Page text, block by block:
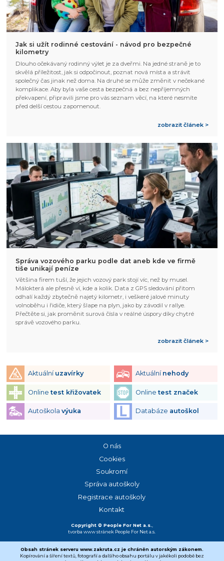
Jak si užít rodinné cestování - návod pro bezpečné
kilometry
Dlouho očekávaný rodinný výlet je za dveřmi. Na jedné straně je to
skvělá příležitost, jak si odpočinout, poznat nová místa a strávit
společný čas jinak než doma. Na druhé se může změnit v nečekané
komplikace. Aby byla vaše cesta bezpečná a bez nepříjemných
překvapení, připravili jsme pro vás seznam věcí, na které nesmíte
před delší cestou zapomenout.
zobrazit článek >
Správa vozového parku podle dat aneb kde ve firmě
tiše unikají peníze
Většina firem tuší, že jejich vozový park stojí víc, než by musel.
Málokterá ale přesně ví, kde a kolik. Data z GPS sledování přitom
odhalí každý zbytečně najetý kilometr, i veškeré jalové minuty
volnoběhu i řidiče, který šlape na plyn, jako by závodil v rallye.
Přečtěte si, jak proměnit surová čísla v reálné úspory díky chytré
správě vozového parku.
zobrazit článek >
Aktuální uzavírky Aktuální nehody
Onlinetest křižovatek Onlinetest značek
Autoškola výuka Databáze autoškol
Copyright © People For Net a.s.,
tvorba www stránek People For Net a.s.
O nás
Cookies
Soukromí
Správa autoškoly
Registrace autoškoly
Kontakt
Obsah stránek serveru www.zakruta.cz je chráněn autorským zákonem.
Kopírování a šíření textů, fotografií a dalšího obsahu portálu v jakékoli podobě bez